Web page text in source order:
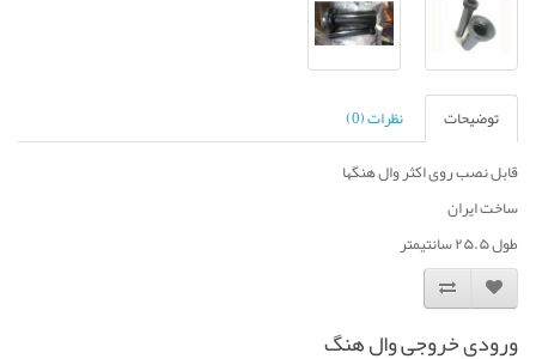
توضیحات
نظرات (0)
قابل نصب روی اکثر وال هنگها
ساخت ایران
طول ۲۵.۵ سانتیمتر
ورودی خروجی وال هنگ